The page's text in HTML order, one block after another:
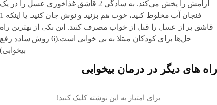
آرامش را پخش می‌کند. به سادگی 2 قاشق غذاخوری عسل را در یک
فنجان آب مخلوط کنید، خوب هم بزنید و نوش جان کنید. یا اینکه 1
قاشق پر از عسل را قبل از خواب مصرف کنید. این یکی از بهترین راه
حل‌ها برای کودکان مبتلا به بی خوابی است.(6 روش ساده رفع
بیخوابی)
راه های دیگر در درمان بیخوابی
برای امتیاز به این نوشته کلیک کنید!